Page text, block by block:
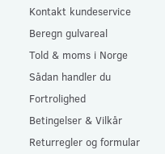
Kontakt kundeservice
Beregn gulvareal
Told & moms i Norge
Sådan handler du
Fortrolighed
Betingelser & Vilkår
Returregler og formular